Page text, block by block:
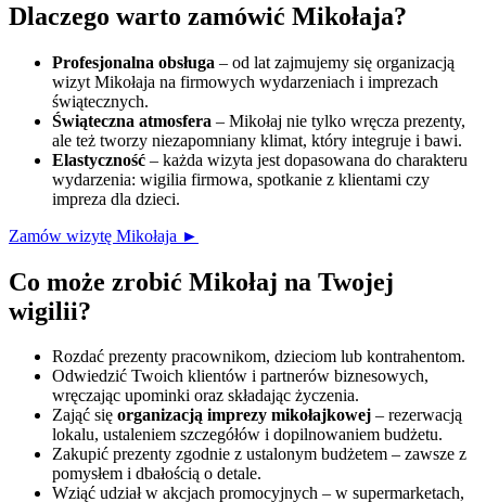
Dlaczego warto zamówić Mikołaja?
Profesjonalna obsługa – od lat zajmujemy się organizacją
wizyt Mikołaja na firmowych wydarzeniach i imprezach
świątecznych.
Świąteczna atmosfera – Mikołaj nie tylko wręcza prezenty,
ale też tworzy niezapomniany klimat, który integruje i bawi.
Elastyczność – każda wizyta jest dopasowana do charakteru
wydarzenia: wigilia firmowa, spotkanie z klientami czy
impreza dla dzieci.
Zamów wizytę Mikołaja ►
Co może zrobić Mikołaj na Twojej
wigilii?
Rozdać prezenty pracownikom, dzieciom lub kontrahentom.
Odwiedzić Twoich klientów i partnerów biznesowych,
wręczając upominki oraz składając życzenia.
Zająć się organizacją imprezy mikołajkowej – rezerwacją
lokalu, ustaleniem szczegółów i dopilnowaniem budżetu.
Zakupić prezenty zgodnie z ustalonym budżetem – zawsze z
pomysłem i dbałością o detale.
Wziąć udział w akcjach promocyjnych – w supermarketach,